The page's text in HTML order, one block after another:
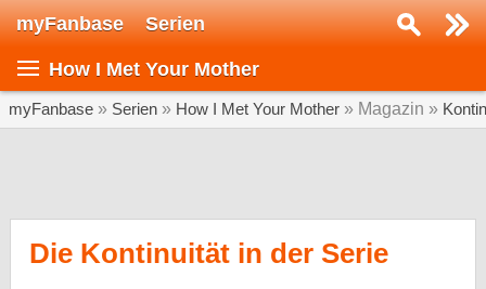
myFanbase Serien
How I Met Your Mother
myFanbase » Serien » How I Met Your Mother » Magazin »
Die Kontinuität in der Serie
Serie suchen...
Home
SERIEN